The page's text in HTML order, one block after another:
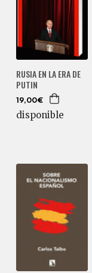
RUSIA EN LA ERA DE
PUTIN
19,00€
disponible